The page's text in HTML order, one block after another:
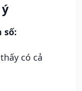
số:
có cả